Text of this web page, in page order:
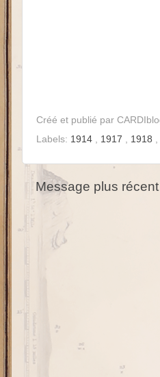
Créé et publié par
Labels: 1914 1917 1918
Message plus récent